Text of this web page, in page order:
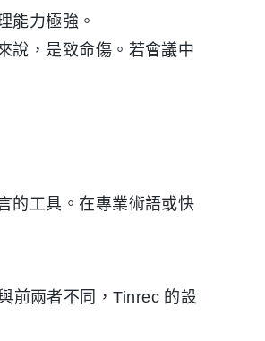
能力極強。
說，是致命傷。若會議中
的工具。在專業術語或快
前兩者不同，Tinrec 的設